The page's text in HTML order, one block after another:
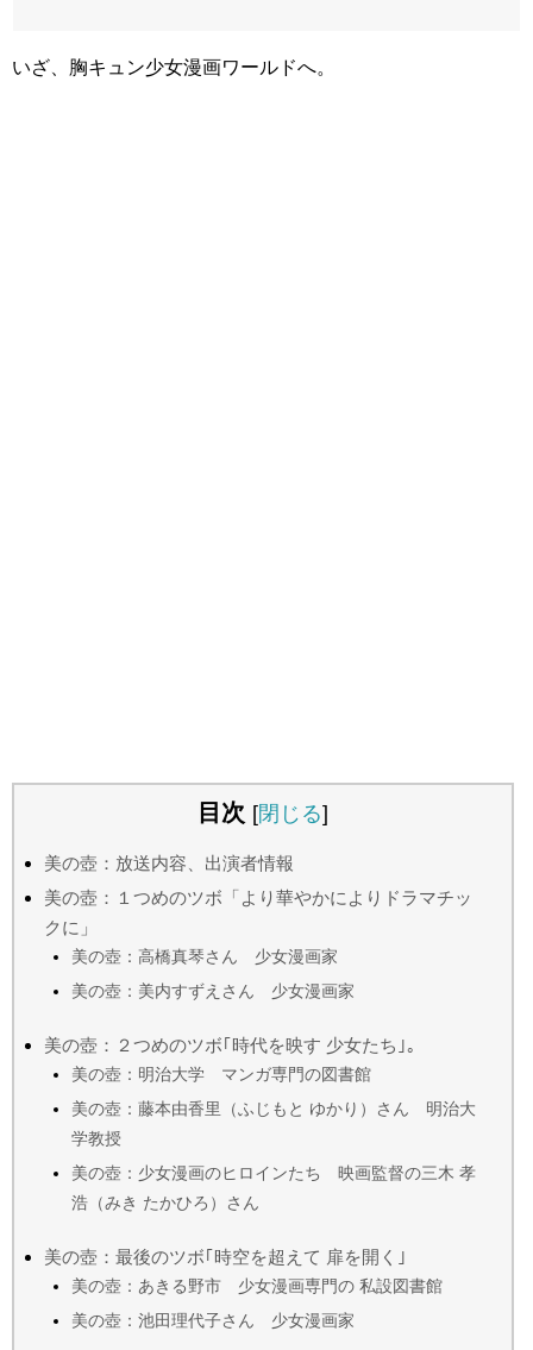
いざ、胸キュン少女漫画ワールドへ。
目次 [閉じる]
美の壺：放送内容、出演者情報
美の壺：１つめのツボ「より華やかによりドラマチッ
クに」
美の壺：高橋真琴さん 少女漫画家
美の壺：美内すずえさん 少女漫画家
美の壺：２つめのツボ｢時代を映す 少女たち｣｡
美の壺：明治大学 マンガ専門の図書館
美の壺：藤本由香里（ふじもと ゆかり）さん 明治大
学教授
美の壺：少女漫画のヒロインたち 映画監督の三木 孝
浩（みき たかひろ）さん
美の壺：最後のツボ｢時空を超えて 扉を開く｣
美の壺：あきる野市 少女漫画専門の 私設図書館
美の壺：池田理代子さん 少女漫画家